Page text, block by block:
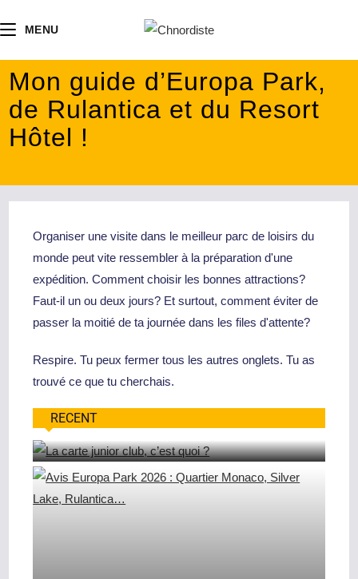
principal
MENU
Mon guide d’Europa Park,
de Rulantica et du Resort
Hôtel !
Organiser une visite dans le meilleur parc de loisirs du
monde peut vite ressembler à la préparation d'une
expédition. Comment choisir les bonnes attractions?
Faut-il un ou deux jours? Et surtout, comment éviter de
passer la moitié de ta journée dans les files d'attente?
Respire. Tu peux fermer tous les autres onglets. Tu as
trouvé ce que tu cherchais.
RECENT
La Carte Junior Club, C’est Quoi ?